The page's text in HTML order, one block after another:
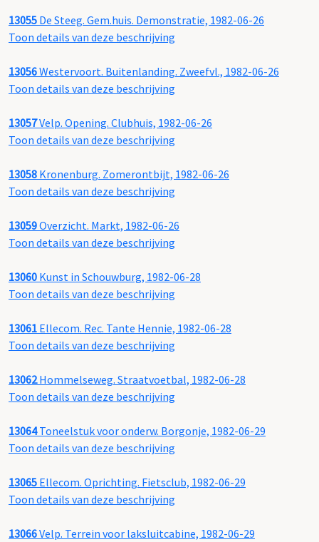
13055 De Steeg. Gem.huis. Demonstratie, 1982-06-26
Toon details van deze beschrijving
13056Westervoort. Buitenlanding. Zweefvl., 1982-06-26
Toon details van deze beschrijving
13057Velp. Opening. Clubhuis, 1982-06-26
Toon details van deze beschrijving
13058 Kronenburg. Zomerontbijt, 1982-06-26
Toon details van deze beschrijving
13059Overzicht. Markt, 1982-06-26
Toon details van deze beschrijving
13060 Kunst in Schouwburg, 1982-06-28
Toon details van deze beschrijving
13061 Ellecom. Rec. Tante Hennie, 1982-06-28
Toon details van deze beschrijving
13062Hommelseweg. Straatvoetbal, 1982-06-28
Toon details van deze beschrijving
13064Toneelstuk voor onderw. Borgonje, 1982-06-29
Toon details van deze beschrijving
13065 Ellecom. Oprichting. Fietsclub, 1982-06-29
Toon details van deze beschrijving
13066Velp. Terrein voor laksluitcabine, 1982-06-29